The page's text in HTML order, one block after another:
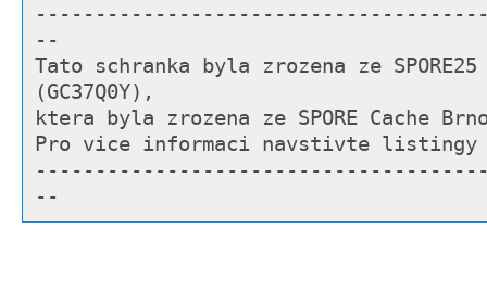
--
Tato schranka byla zrozena ze
(GC37Q0Y),
ktera byla zrozena ze SPORE Cache
Pro vice informaci navstivte
--